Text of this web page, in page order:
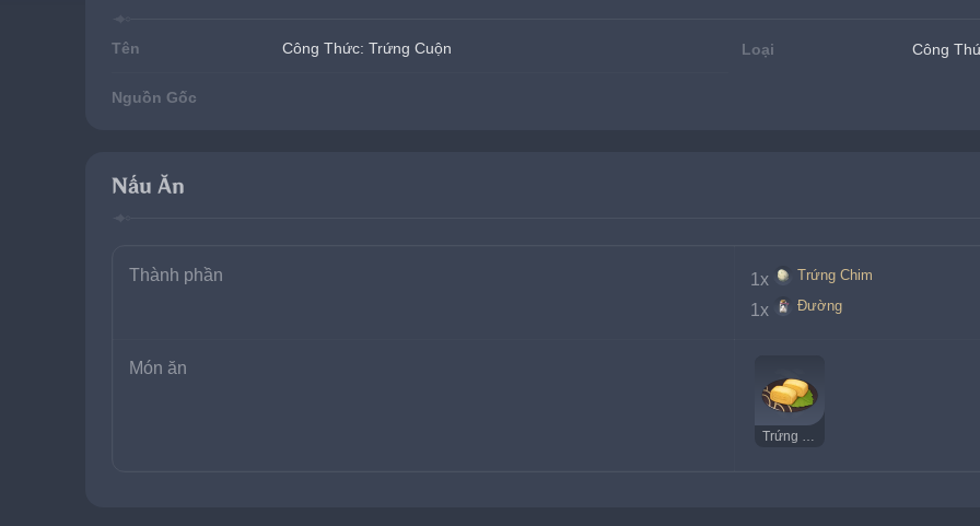
Tên Công Thức: Trứng Cuộn Loại Công
Nguồn Gốc
Nấu Ăn
Thành phần 1x Trứng Chim
1x Đường
Món ăn
Trứng Cuộn